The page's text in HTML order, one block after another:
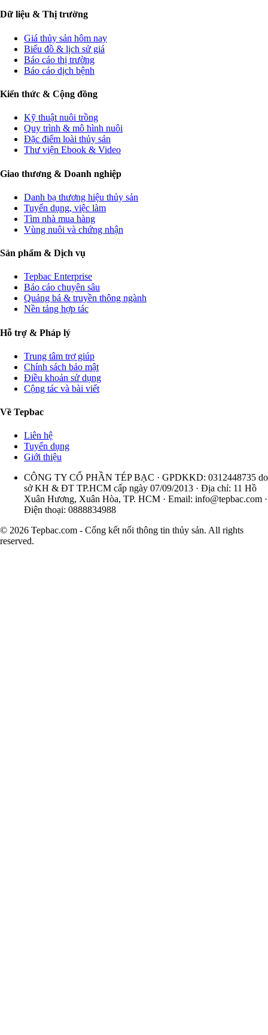
Dữ liệu & Thị trường
Giá thủy sản hôm nay
Biểu đồ & lịch sử giá
Báo cáo thị trường
Báo cáo dịch bệnh
Kiến thức & Cộng đồng
Kỹ thuật nuôi trồng
Quy trình & mô hình nuôi
Đặc điểm loài thủy sản
Thư viện Ebook & Video
Giao thương & Doanh nghiệp
Danh bạ thương hiệu thủy sản
Tuyển dụng, việc làm
Tìm nhà mua hàng
Vùng nuôi và chứng nhận
Sản phẩm & Dịch vụ
Tepbac Enterprise
Báo cáo chuyên sâu
Quảng bá & truyền thông ngành
Nền tảng hợp tác
Hỗ trợ & Pháp lý
Trung tâm trợ giúp
Chính sách bảo mật
Điều khoản sử dụng
Cộng tác và bài viết
Về Tepbac
Liên hệ
Tuyển dụng
Giới thiệu
CÔNG TY CỔ PHẦN TÉP BẠC · GPDKKD: 0312448735 do
sở KH & ĐT TP.HCM cấp ngày 07/09/2013 · Địa chỉ: 11 Hồ
Xuân Hương, Xuân Hòa, TP. HCM · Email: info@tepbac.com ·
Điện thoại: 0888834988
© 2026 Tepbac.com - Cổng kết nối thông tin thủy sản. All rights
reserved.